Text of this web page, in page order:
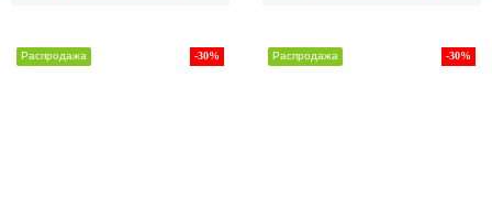
-30%
Распродажа -30%
Распродажа